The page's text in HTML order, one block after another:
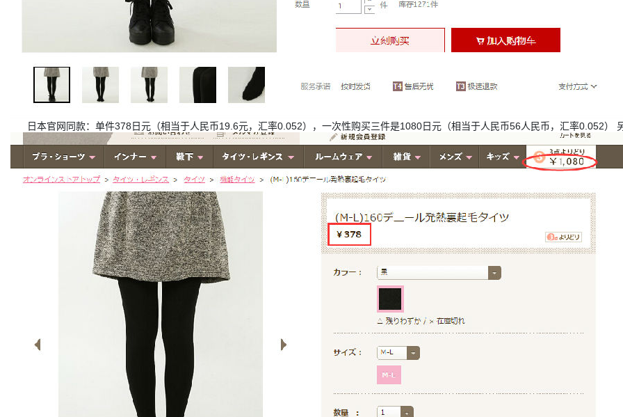
日本官网同款：单件378日元（相当于人民币19.6元，汇率0.052），一次性购买三件是1080日元（相当于人民币56人民币，汇率0.052）